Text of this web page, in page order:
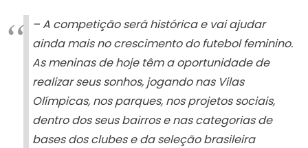
– A competição será histórica e vai ajudar
ainda mais no crescimento do futebol feminino.
As meninas de hoje têm a oportunidade de
realizar seus sonhos, jogando nas Vilas
Olímpicas, nos parques, nos projetos sociais,
dentro dos seus bairros e nas categorias de
bases dos clubes e da seleção brasileira